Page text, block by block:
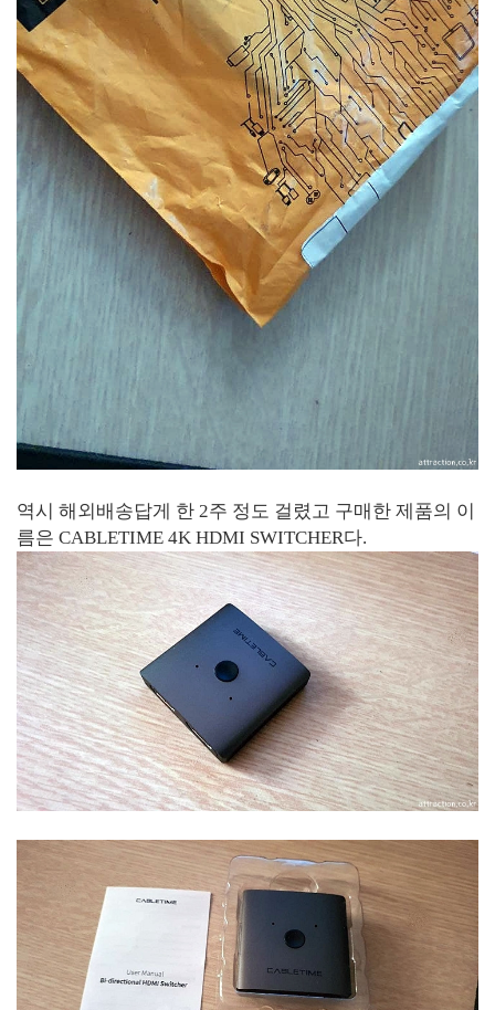
역시 해외배송답게 한 2주 정도 걸렸고 구매한 제품의 이
름은 CABLETIME 4K HDMI SWITCHER다.